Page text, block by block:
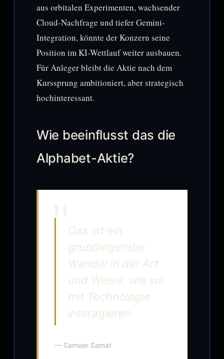
aus orbitalen Experimenten, wachsender
Cloud-Nachfrage und tiefer Gemini-
Integration, könnte der Konzern seine
Position im KI-Wettlauf weiter ausbauen.
Für Anleger bleibt die Aktie nach dem
Kurssprung ambitioniert, aber strategisch
hochinteressant.
Wie beeinflusst das die
Alphabet-Aktie?
Das ist ein
grundlegender
Wandel in der Art
und Weise, wie wir
mit Technologie
interagieren.
— Sameer Samat